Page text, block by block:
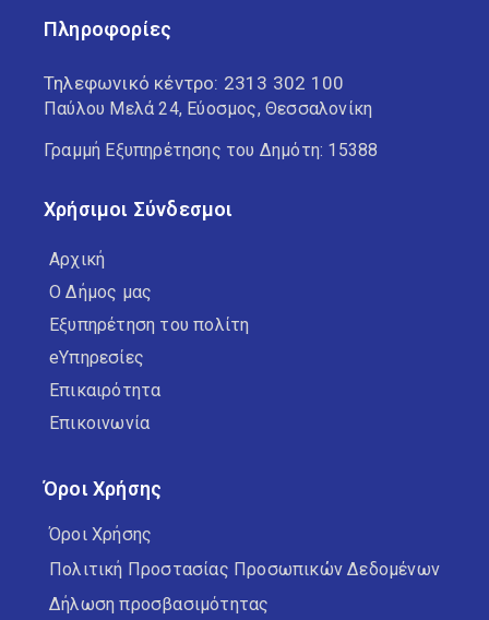
Πληροφορίες
Τηλεφωνικό κέντρο: 2313 302 100
Παύλου Μελά 24, Εύοσμος, Θεσσαλονίκη
Γραμμή Εξυπηρέτησης του Δημότη: 15388
Χρήσιμοι Σύνδεσμοι
Αρχική
Ο Δήμος μας
Εξυπηρέτηση του πολίτη
eΥπηρεσίες
Επικαιρότητα
Επικοινωνία
Όροι Χρήσης
Όροι Χρήσης
Πολιτική Προστασίας Προσωπικών Δεδομένων
Δήλωση προσβασιμότητας